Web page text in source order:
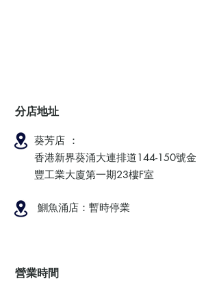
分店地址
葵芳店 ：
香港新界葵涌大連排道144-150號金
豐工業大廈第一期23樓F室
鰂魚涌店：暫時停業
​營業時間